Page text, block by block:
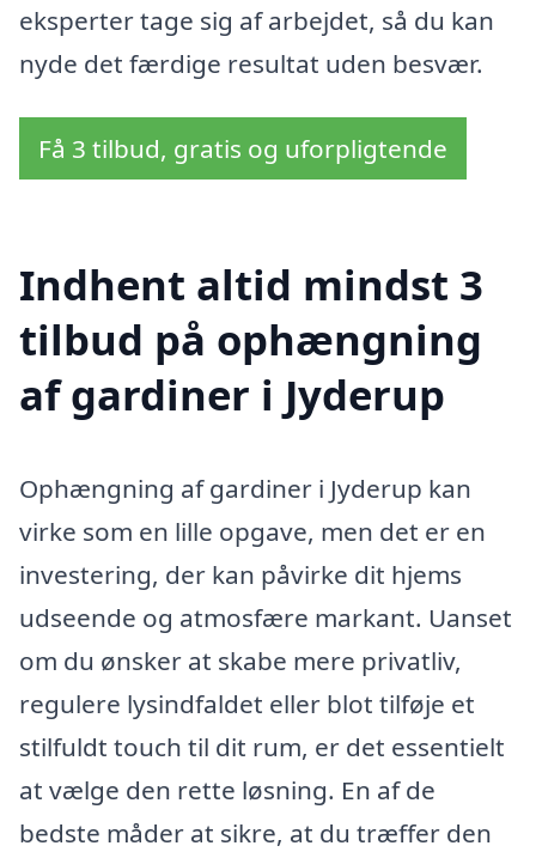
eksperter tage sig af arbejdet, så du kan
nyde det færdige resultat uden besvær.
Få 3 tilbud, gratis og uforpligtende
Indhent altid mindst 3
tilbud på ophængning
af gardiner i Jyderup
Ophængning af gardiner i Jyderup kan
virke som en lille opgave, men det er en
investering, der kan påvirke dit hjems
udseende og atmosfære markant. Uanset
om du ønsker at skabe mere privatliv,
regulere lysindfaldet eller blot tilføje et
stilfuldt touch til dit rum, er det essentielt
at vælge den rette løsning. En af de
bedste måder at sikre, at du træffer den